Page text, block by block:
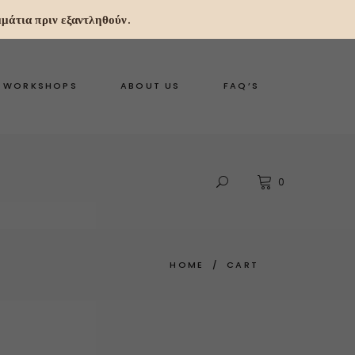
WORKSHOPS ABOUT US FAQ’S
0
HOME / CART
πριν εξαντληθούν.